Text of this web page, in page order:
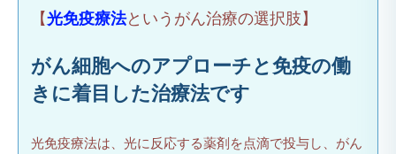
【光免疫療法というがん治療の選択肢】
がん細胞へのアプローチと免疫の働
きに着目した治療法です
光免疫療法は、光に反応する薬剤を点滴で投与し、がん